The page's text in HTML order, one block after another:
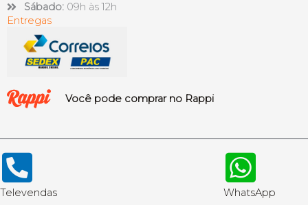
Sábado: 09h às 12h
Entregas
Você pode comprar no Rappi
Televendas
WhatsApp